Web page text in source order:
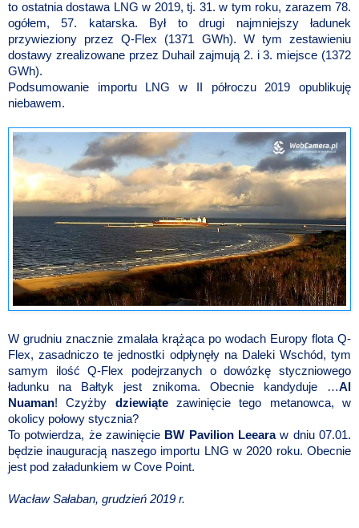
to ostatnia dostawa LNG w 2019, tj. 31. w tym roku, zarazem 78.
ogółem, 57. katarska. Był to drugi najmniejszy ładunek
przywieziony przez Q-Flex (1371 GWh). W tym zestawieniu
dostawy zrealizowane przez Duhail zajmują 2. i 3. miejsce (1372
GWh).
Podsumowanie importu LNG w II półroczu 2019 opublikuję
niebawem.
W grudniu znacznie zmalała krążąca po wodach Europy flota Q-
Flex, zasadniczo te jednostki odpłynęły na Daleki Wschód, tym
samym ilość Q-Flex podejrzanych o dowózkę styczniowego
ładunku na Bałtyk jest znikoma. Obecnie kandyduje …Al
Nuaman! Czyżby dziewiątezawinięcie tego metanowca, w
okolicy połowy stycznia?
To potwierdza, że zawinięcie BW Pavilion Leearaw dniu 07.01.
będzie inauguracją naszego importu LNG w 2020 roku. Obecnie
jest pod załadunkiem w Cove Point.
Wacław Sałaban, grudzień 2019 r.